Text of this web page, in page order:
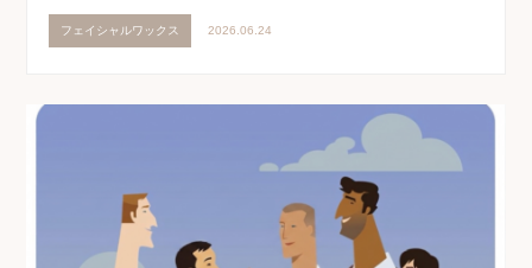
フェイシャルワックス 2026.06.24